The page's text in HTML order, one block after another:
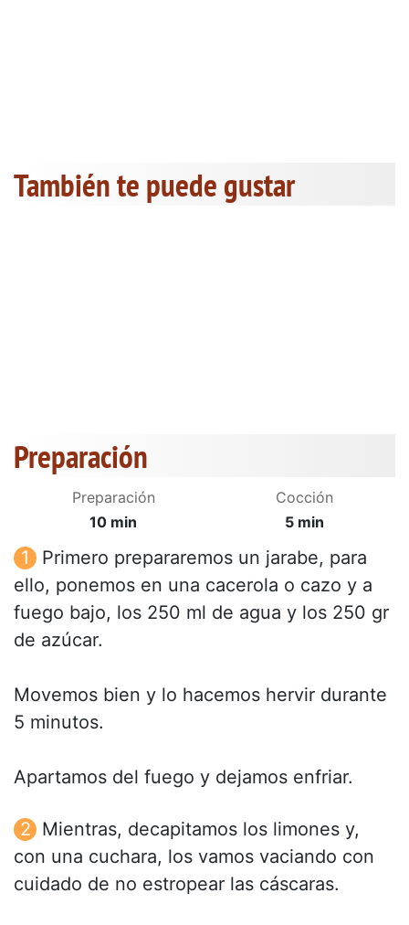
También te puede gustar
Preparación
Preparación
10 min
Cocción
5 min
Primero prepararemos un jarabe, para
ello, ponemos en una cacerola o cazo y a
fuego bajo, los 250 ml de agua y los 250 gr
de azúcar.
Movemos bien y lo hacemos hervir durante
5 minutos.
Apartamos del fuego y dejamos enfriar.
Mientras, decapitamos los limones y,
con una cuchara, los vamos vaciando con
cuidado de no estropear las cáscaras.